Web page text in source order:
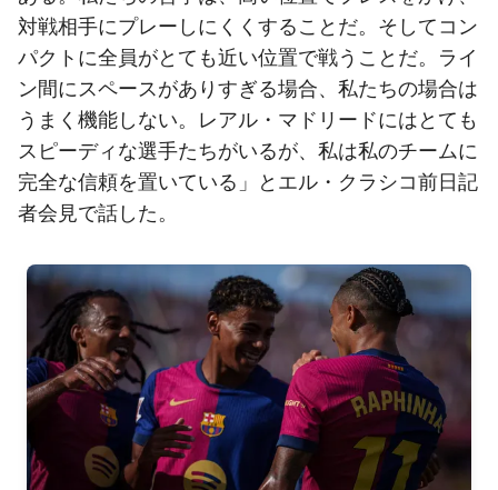
対戦相手にプレーしにくくすることだ。そしてコン
パクトに全員がとても近い位置で戦うことだ。ライ
ン間にスペースがありすぎる場合、私たちの場合は
うまく機能しない。レアル・マドリードにはとても
スピーディな選手たちがいるが、私は私のチームに
完全な信頼を置いている」とエル・クラシコ前日記
者会見で話した。
FC Barcelona club badge